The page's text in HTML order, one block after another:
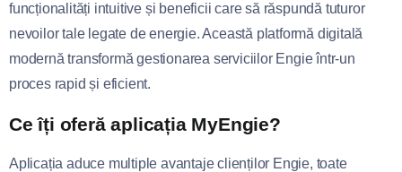
funcționalități intuitive și beneficii care să răspundă tuturor
nevoilor tale legate de energie. Această platformă digitală
modernă transformă gestionarea serviciilor Engie într-un
proces rapid și eficient.
Ce îți oferă aplicația MyEngie?
Aplicația aduce multiple avantaje clienților Engie, toate